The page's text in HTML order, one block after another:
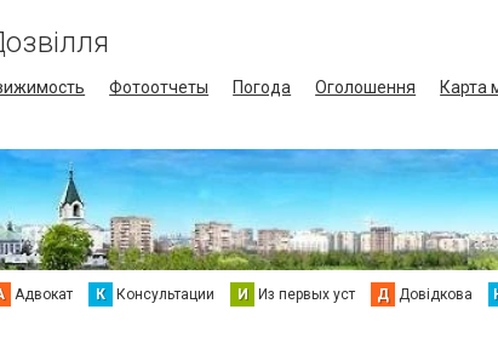
Фотоотчеты Погода Оголошення
Карта
Адвокат К Консультации И Из первых уст Д Довідкова